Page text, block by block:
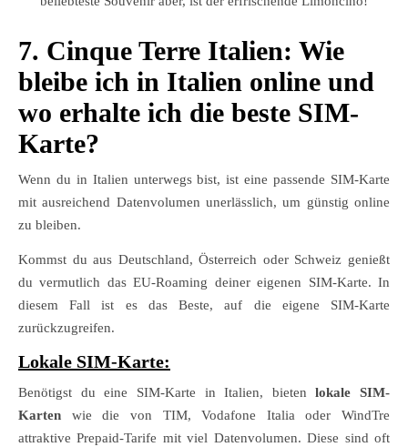
7. Cinque Terre Italien: Wie
bleibe ich in Italien online und
wo erhalte ich die beste SIM-
Karte?
Wenn du in Italien unterwegs bist, ist eine passende SIM-Karte
mit ausreichend Datenvolumen unerlässlich, um günstig online
zu bleiben.
Kommst du aus Deutschland, Österreich oder Schweiz genießt
du vermutlich das EU-Roaming deiner eigenen SIM-Karte. In
diesem Fall ist es das Beste, auf die eigene SIM-Karte
zurückzugreifen.
Lokale SIM-Karte:
Benötigst du eine SIM-Karte in Italien, bietenlokale SIM-
Karten wie die von TIM, Vodafone Italia oder WindTre
attraktive Prepaid-Tarife mit viel Datenvolumen. Diese sind oft